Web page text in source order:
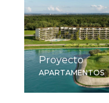
Proyecto
APARTAMENTOS